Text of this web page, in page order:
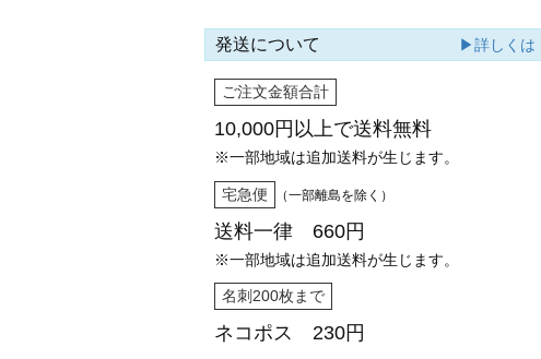
発送について ▶詳しくは
ご注文金額合計
10,000円以上で送料無料
※一部地域は追加送料が生じます。
宅急便 （一部離島を除く）
送料一律 660円
※一部地域は追加送料が生じます。
名刺200枚まで
ネコポス 230円